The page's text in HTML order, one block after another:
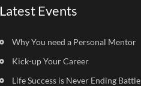
Latest Events
Why You need a Personal Mentor
Kick-up Your Career
Life Success is Never Ending Battle